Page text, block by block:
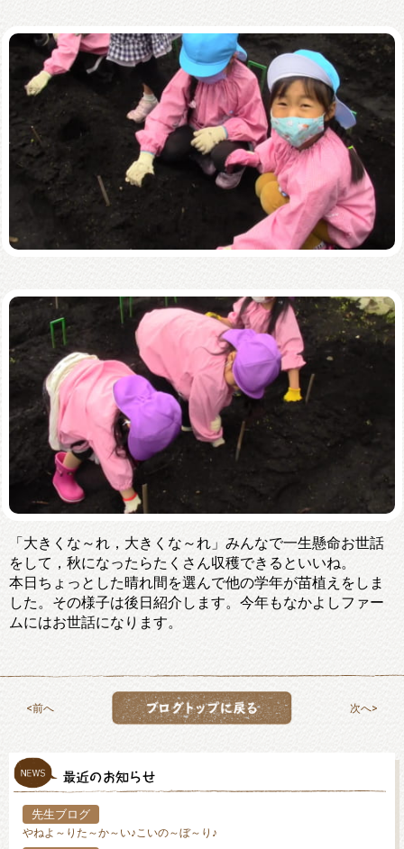
「大きくな～れ，大きくな～れ」みんなで一生懸命お世話
をして，秋になったらたくさん収穫できるといいね。
本日ちょっとした晴れ間を選んで他の学年が苗植えをしま
した。その様子は後日紹介します。今年もなかよしファー
ムにはお世話になります。
前へ 次へ
先生ブログ
やねよ～りた～か～い♪こいの～ぼ～り♪